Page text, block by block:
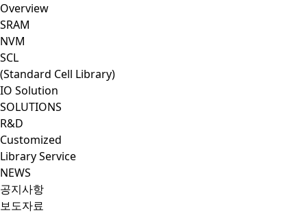
Overview
SRAM
NVM
SCL
(Standard Cell Library)
IO Solution
SOLUTIONS
R&D
Customized
Library Service
NEWS
공지사항
보도자료